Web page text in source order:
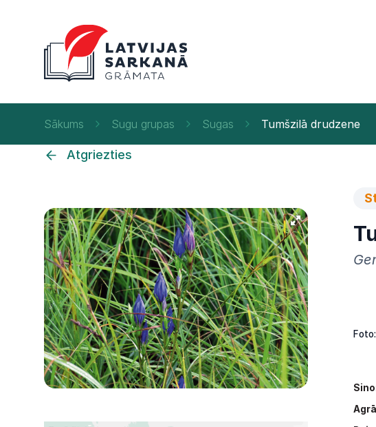
Sākums Sugu grupas Sugas Tumšzilā drudzene
Atgriezties